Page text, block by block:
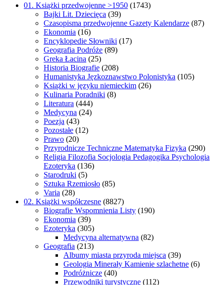
01. Książki przedwojenne >1950 (1743)
Bajki Lit. Dziecięca (39)
Czasopisma przedwojenne Gazety Kalendarze (87)
Ekonomia (16)
Encyklopedie Słowniki (17)
Geografia Podróże (89)
Greka Łacina (25)
Historia Biografie (208)
Humanistyka Jęzkoznawstwo Polonistyka (105)
Książki w języku niemieckim (26)
Kulinaria Poradniki (8)
Literatura (444)
Medycyna (24)
Poezja (43)
Pozostałe (12)
Prawo (20)
Przyrodnicze Techniczne Matematyka Fizyka (290)
Religia Filozofia Socjologia Pedagogika Psychologia
Ezoteryka (136)
Starodruki (5)
Sztuka Rzemiosło (85)
Varia (28)
02. Książki współczesne (8827)
Biografie Wspomnienia Listy (190)
Ekonomia (39)
Ezoteryka (305)
Medycyna alternatywna (82)
Geografia (213)
Albumy miasta przyroda miejsca (39)
Geologia Minerały Kamienie szlachetne (6)
Podróżnicze (40)
Przewodniki turystyczne (112)